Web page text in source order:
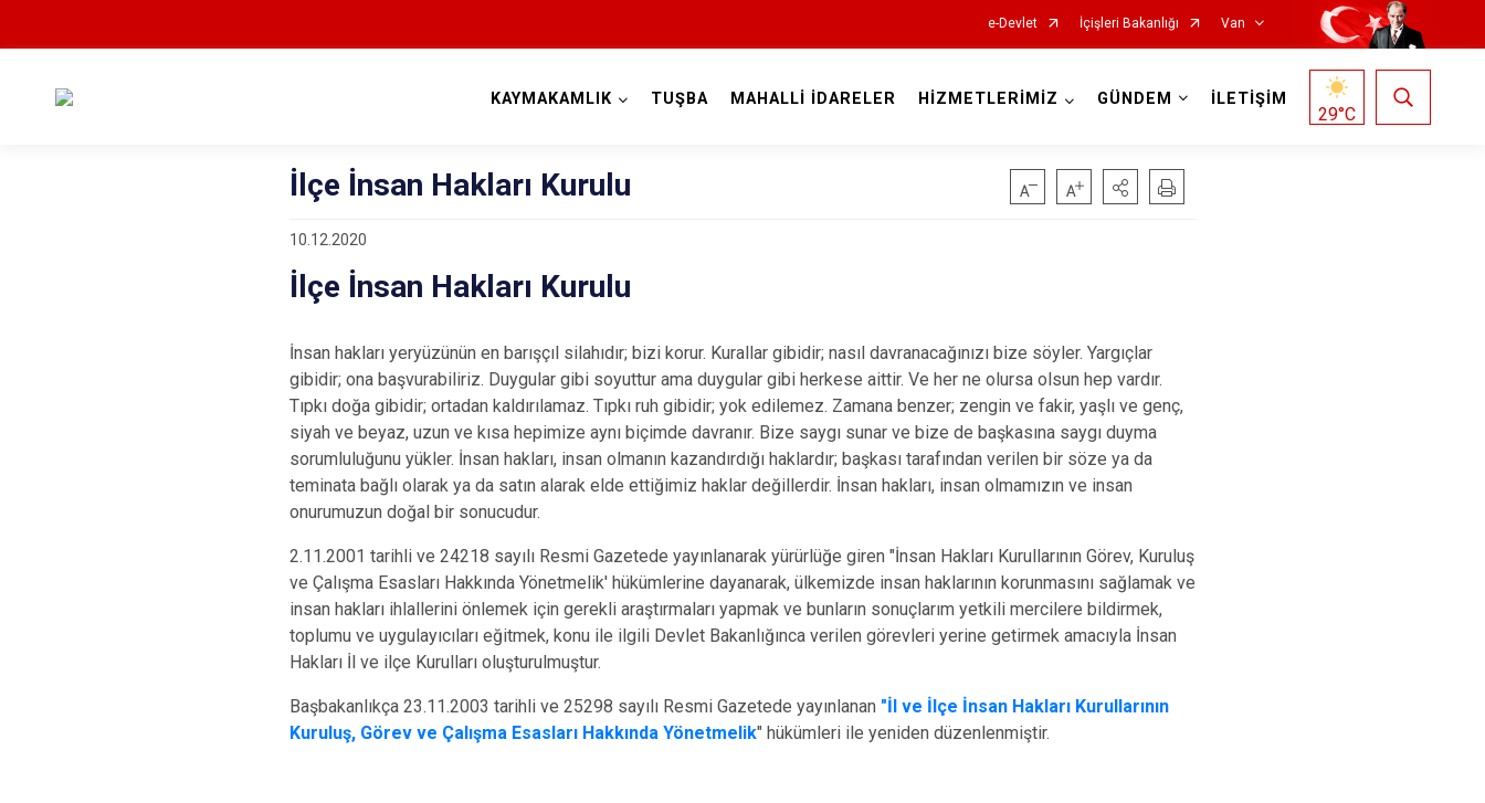
e-Devlet İçişleri Bakanlığı Van
Bahçesaray
Başkale
Çaldıran
Çatak
Edremit
Gevaş
Gürpınar
Muradiye
Özalp
Saray
KAYMAKAMLIK TUŞBA MAHALLİ İDARELER HİZMETLERİMİZ GÜNDEM İLETİŞİM
29°C
İlçe İnsan Hakları Kurulu
10.12.2020
İlçe İnsan Hakları Kurulu
İnsan hakları yeryüzünün en barışçıl silahıdır; bizi korur. Kurallar gibidir; nasıl davranacağınızı bize söyler. Yargıçlar
gibidir; ona başvurabiliriz. Duygular gibi soyuttur ama duygular gibi herkese aittir. Ve her ne olursa olsun hep vardır.
Tıpkı doğa gibidir; ortadan kaldırılamaz. Tıpkı ruh gibidir; yok edilemez. Zamana benzer; zengin ve fakir, yaşlı ve genç,
siyah ve beyaz, uzun ve kısa hepimize aynı biçimde davranır. Bize saygı sunar ve bize de başkasına saygı duyma
sorumluluğunu yükler. İnsan hakları, insan olmanın kazandırdığı haklardır; başkası tarafından verilen bir söze ya da
teminata bağlı olarak ya da satın alarak elde ettiğimiz haklar değillerdir. İnsan hakları, insan olmamızın ve insan
onurumuzun doğal bir sonucudur.
2.11.2001 tarihli ve 24218 sayılı Resmi Gazetede yayınlanarak yürürlüğe giren "İnsan Hakları Kurullarının Görev, Kuruluş
ve Çalışma Esasları Hakkında Yönetmelik' hükümlerine dayanarak, ülkemizde insan haklarının korunmasını sağlamak ve
insan hakları ihlallerini önlemek için gerekli araştırmaları yapmak ve bunların sonuçlarım yetkili mercilere bildirmek,
toplumu ve uygulayıcıları eğitmek, konu ile ilgili Devlet Bakanlığınca verilen görevleri yerine getirmek amacıyla İnsan
Hakları İl ve ilçe Kurulları oluşturulmuştur.
Başbakanlıkça 23.11.2003 tarihli ve 25298 sayılı Resmi Gazetede yayınlanan "İl ve İlçe İnsan Hakları Kurullarının
Kuruluş, Görev ve Çalışma Esasları Hakkında Yönetmelik" hükümleri ile yeniden düzenlenmiştir.